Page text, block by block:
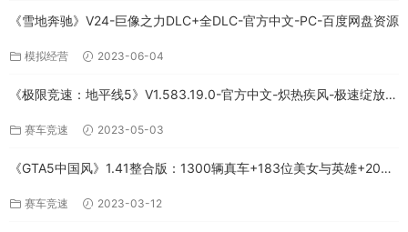
《雪地奔驰》V24-巨像之力DLC+全DLC-官方中文-PC-百度网盘资源
模拟经营 2023-06-04
《极限竞速：地平线5》V1.583.19.0-官方中文-炽热疾风-极速绽放
赛车竞速 2023-05-03
《GTA5中国风》1.41整合版：1300辆真车+183位美女与英雄+200%
赛车竞速 2023-03-12